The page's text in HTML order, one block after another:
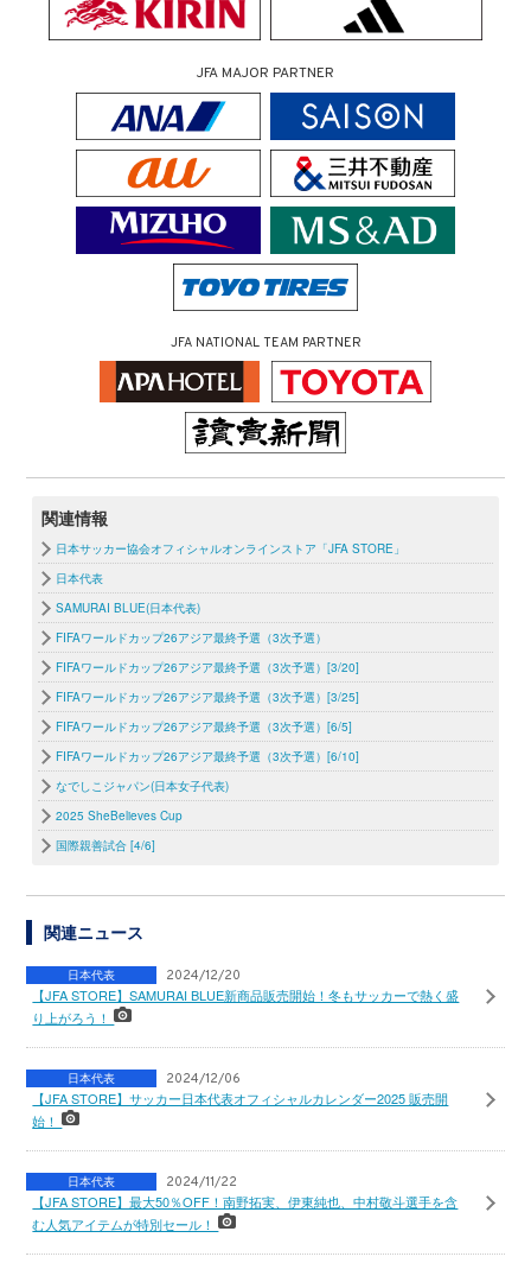
JFA MAJOR PARTNER
JFA NATIONAL TEAM PARTNER
関連情報
日本サッカー協会オフィシャルオンラインストア「JFA STORE」
日本代表
SAMURAI BLUE(日本代表)
FIFAワールドカップ26アジア最終予選（3次予選）
FIFAワールドカップ26アジア最終予選（3次予選）[3/20]
FIFAワールドカップ26アジア最終予選（3次予選）[3/25]
FIFAワールドカップ26アジア最終予選（3次予選）[6/5]
FIFAワールドカップ26アジア最終予選（3次予選）[6/10]
なでしこジャパン(日本女子代表)
2025 SheBelieves Cup
国際親善試合 [4/6]
関連ニュース
日本代表 2024/12/20
【JFA STORE】SAMURAI BLUE新商品販売開始！冬もサッカーで熱く盛
り上がろう！
日本代表 2024/12/06
【JFA STORE】サッカー日本代表オフィシャルカレンダー2025 販売開
始！
日本代表 2024/11/22
【JFA STORE】最大50％OFF！南野拓実、伊東純也、中村敬斗選手を含
む人気アイテムが特別セール！